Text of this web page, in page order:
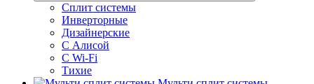
Сплит системы
Инверторные
Дизайнерские
С Алисой
C Wi-Fi
Тихие